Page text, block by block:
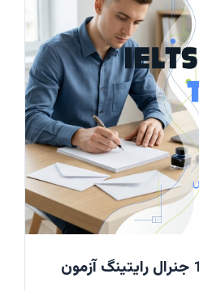
نحوه نگارش تسک 1 جنرال رایتینگ آزمون